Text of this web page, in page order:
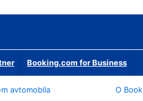
Booking.com for Business
avtomobila
O